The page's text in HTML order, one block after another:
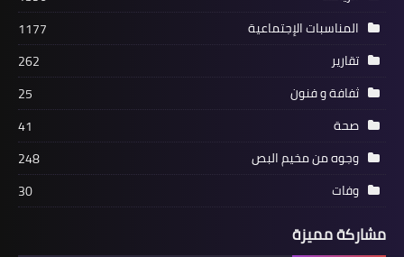
أخبار المخيمات
بيان صادر عن اللجنة الأمنية الفلسطينية
العليا
المناسبات الإجتماعية
1177
تقارير
262
ثفافة و فنون
25
صحة
41
وجوه من مخيم البص
248
وفات
30
مشاركة مميزة